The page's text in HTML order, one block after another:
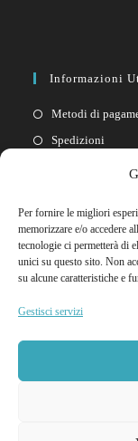
Per fornire le migliori
memorizzare e/o accedere
tecnologie ci permetterà di
unici su questo sito. Non
su alcune caratteristiche e
Gestisci servizi
Informazioni
Metodi di
Spedizioni
Cookie policy
Link Rapidi